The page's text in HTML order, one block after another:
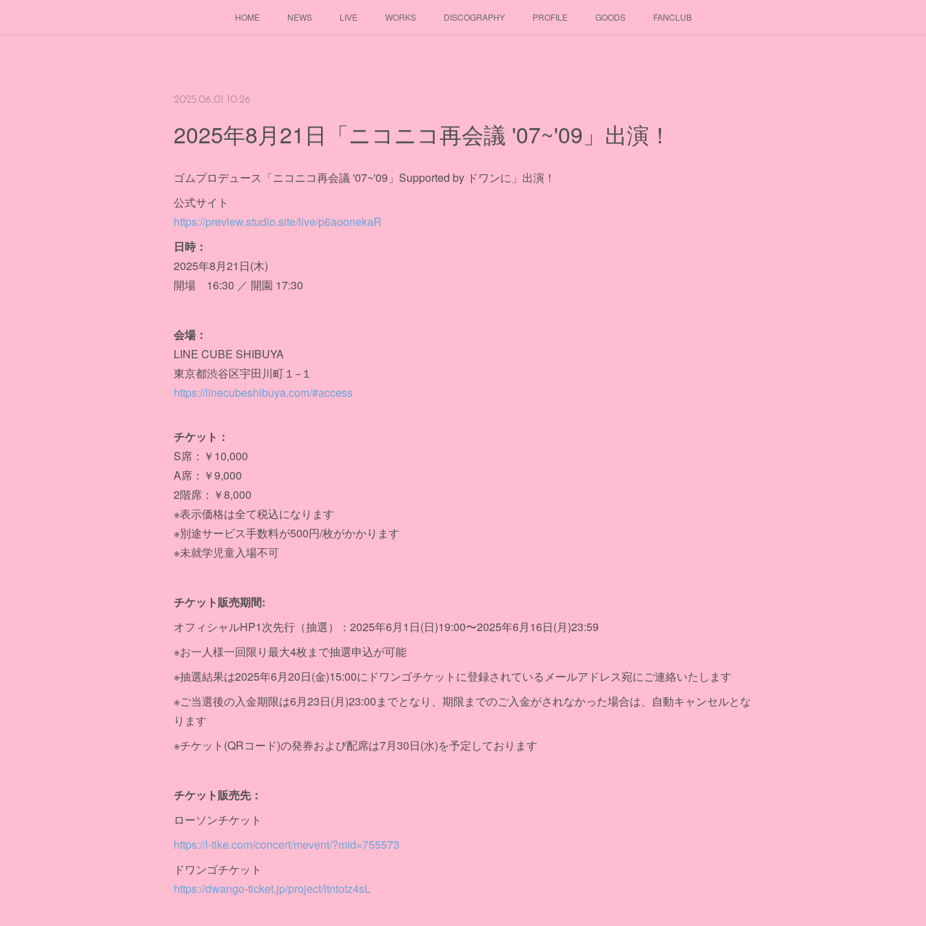
HOME NEWS LIVE WORKS DISCOGRAPHY PROFILE GOODS FANCLUB
2025.06.01 10:26
2025年8月21日「ニコニコ再会議 '07~'09」出演！
ゴムプロデュース「ニコニコ再会議 '07~'09」Supported by ドワンに」出演！
公式サイト
https://preview.studio.site/live/p6aoonekaR
日時：
2025年8月21日(木)
開場 16:30 ／ 開園 17:30
会場：
LINE CUBE SHIBUYA
東京都渋谷区宇田川町１−１
https://linecubeshibuya.com/#access
チケット：
S席：￥10,000
A席：￥9,000
2階席：￥8,000
※表示価格は全て税込になります
※別途サービス手数料が500円/枚がかかります
※未就学児童入場不可
チケット販売期間:
オフィシャルHP1次先行（抽選）：2025年6月1日(日)19:00〜2025年6月16日(月)23:59
※お一人様一回限り最大4枚まで抽選申込が可能
※抽選結果は2025年6月20日(金)15:00にドワンゴチケットに登録されているメールアドレス宛にご連絡いたします
※ご当選後の入金期限は6月23日(月)23:00までとなり、期限までのご入金がされなかった場合は、自動キャンセルとな
ります
※チケット(QRコード)の発券および配席は7月30日(水)を予定しております
チケット販売先：
ローソンチケット
https://l-tike.com/concert/mevent/?mid=755573
ドワンゴチケット
https://dwango-ticket.jp/project/ltntotz4sL